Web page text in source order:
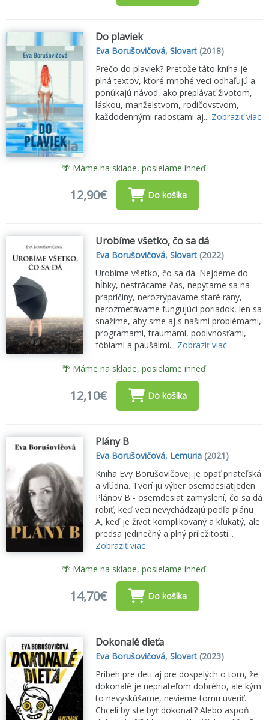
Do plaviek
Eva Borušovičová,Slovart (2018)
Prečo do plaviek? Pretože táto kniha je
plná textov, ktoré mnohé veci odhaľujú a
ponúkajú návod, ako preplávať životom,
láskou, manželstvom, rodičovstvom,
každodennými radosťami aj... Zobraziť viac
🌴 Máme na sklade, posielame ihneď.
12,90€ Do košíka
Urobíme všetko, čo sa dá
Eva Borušovičová,Slovart (2022)
Urobíme všetko, čo sa dá. Nejdeme do
hĺbky, nestrácame čas, nepýtame sa na
prapríčiny, nerozrýpavame staré rany,
nerozmetávame fungujúci poriadok, len sa
snažíme, aby sme aj s našimi problémami,
programami, traumami, podivnosťami,
fóbiami a paušálmi... Zobraziť viac
🌴 Máme na sklade, posielame ihneď.
12,10€ Do košíka
Plány B
Eva Borušovičová, Lemuria (2021)
Kniha Evy Borušovičovej je opäť priateľská
a vľúdna. Tvorí ju výber osemdesiatjeden
Plánov B - osemdesiat zamyslení, čo sa dá
robiť, keď veci nevychádzajú podľa plánu
A, keď je život komplikovaný a kľukatý, ale
predsa jedinečný a plný príležitostí...
Zobraziť viac
🌴 Máme na sklade, posielame ihneď.
14,70€ Do košíka
Dokonalé dieťa
Eva Borušovičová,Slovart (2023)
Príbeh pre deti aj pre dospelých o tom, že
dokonalé je nepriateľom dobrého, ale kým
to nevyskúšame, nevieme tomu uveriť.
Chceli by ste byť dokonalí? Alebo aspoň